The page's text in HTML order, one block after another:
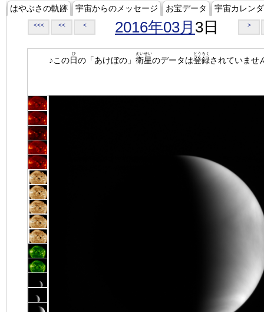
はやぶさの軌跡 宇宙からのメッセージ お宝データ 宇宙カレン
<<< << < 2016年03月 3日 >
♪この日
ひ
の「あけぼの」 衛星
えいせい
のデータは登録
とうろく
されていませ